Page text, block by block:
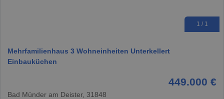
1 / 1
Mehrfamilienhaus 3 Wohneinheiten Unterkellert
Einbauküchen
449.000 €
Bad Münder am Deister, 31848